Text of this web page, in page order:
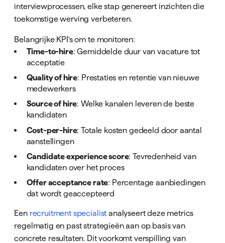
interviewprocessen, elke stap genereert inzichten die
toekomstige werving verbeteren.
Belangrijke KPI's om te monitoren:
Time-to-hire: Gemiddelde duur van vacature tot
acceptatie
Quality of hire: Prestaties en retentie van nieuwe
medewerkers
Source of hire: Welke kanalen leveren de beste
kandidaten
Cost-per-hire: Totale kosten gedeeld door aantal
aanstellingen
Candidate experience score: Tevredenheid van
kandidaten over het proces
Offer acceptance rate: Percentage aanbiedingen
dat wordt geaccepteerd
Een recruitment specialist analyseert deze metrics
regelmatig en past strategieën aan op basis van
concrete resultaten. Dit voorkomt verspilling van